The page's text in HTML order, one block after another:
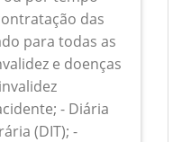
das
para todas as
e doenças
- Diária
(DIT); -